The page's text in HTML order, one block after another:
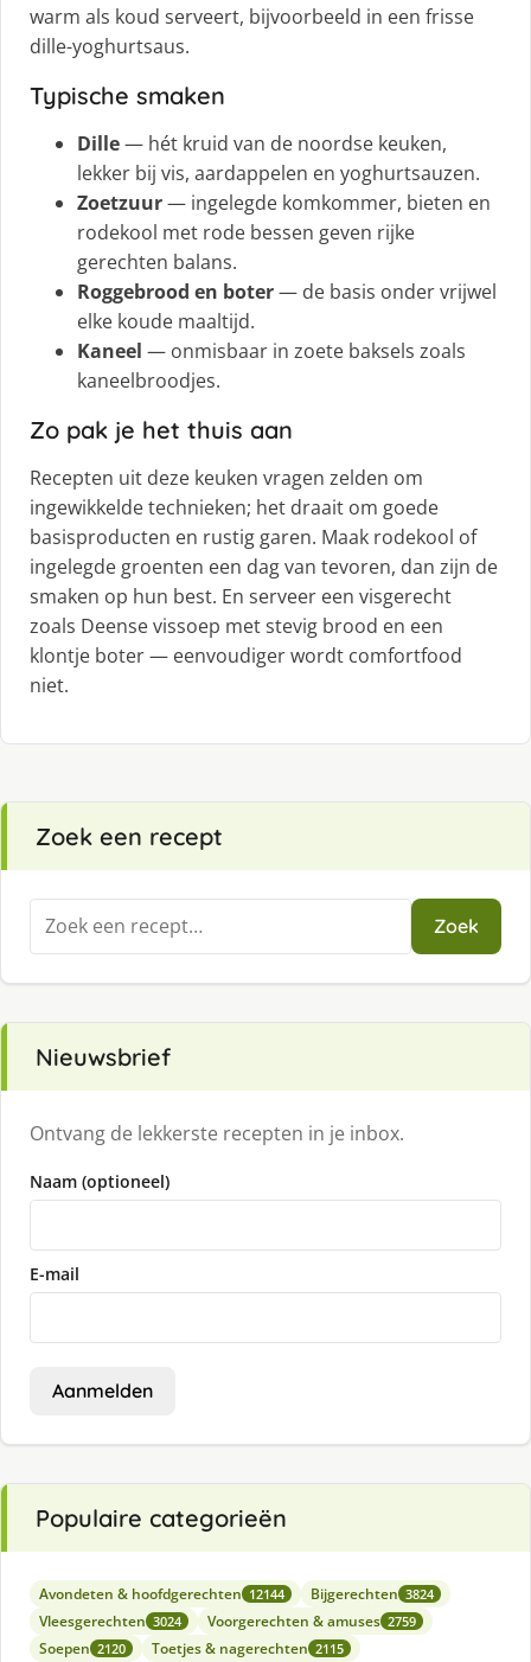
warm als koud serveert, bijvoorbeeld in een frisse
dille-yoghurtsaus.
Typische smaken
Dille— hét kruid van de noordse keuken,
lekker bij vis, aardappelen en yoghurtsauzen.
Zoetzuur— ingelegde komkommer, bieten en
rodekool met rode bessen geven rijke
gerechten balans.
Roggebrood en boter— de basis onder vrijwel
elke koude maaltijd.
Kaneel — onmisbaar in zoete baksels zoals
kaneelbroodjes.
Zo pak je het thuis aan
Recepten uit deze keuken vragen zelden om
ingewikkelde technieken; het draait om goede
basisproducten en rustig garen. Maak rodekool of
ingelegde groenten een dag van tevoren, dan zijn de
smaken op hun best. En serveer een visgerecht
zoals Deense vissoep met stevig brood en een
klontje boter — eenvoudiger wordt comfortfood
niet.
Zoek een recept
Zoeken
naar:
Zoek
Nieuwsbrief
Ontvang de lekkerste recepten in je inbox.
Naam (optioneel)
E-mail
Aanmelden
Populaire categorieën
Avondeten & hoofdgerechten 12144 Bijgerechten 3824
Vleesgerechten 3024 Voorgerechten & amuses 2759
Soepen 2120 Toetjes & nagerechten 2115